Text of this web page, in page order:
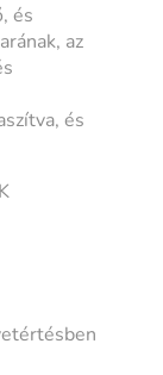
és
az
és